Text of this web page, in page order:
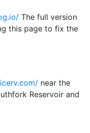
The full version
this page to fix the
near the
Reservoir and